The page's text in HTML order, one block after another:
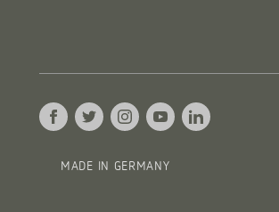
MADE IN GERMANY